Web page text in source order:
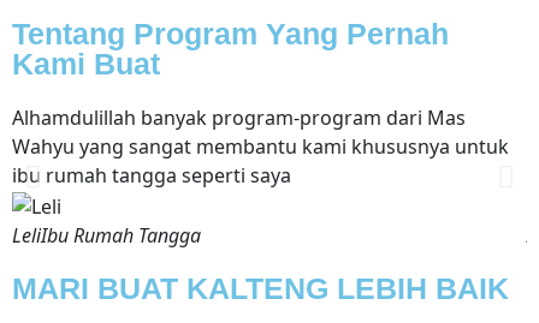
Tentang Program Yang Pernah
Kami Buat
Alhamdulillah banyak program-program dari Mas
Wahyu yang sangat membantu kami khususnya untuk
ibu rumah tangga seperti saya
LeliIbu Rumah Tangga
MARI BUAT KALTENG LEBIH BAIK